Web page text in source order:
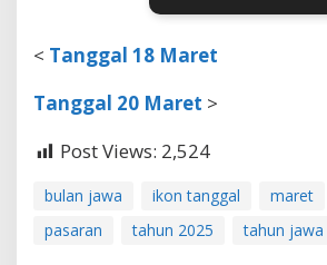
< Tanggal 18 Maret
Tanggal 20 Maret >
Post Views: 2,524
bulan jawa ikon tanggal maret
pasaran
tahun 2025 tahun jawa